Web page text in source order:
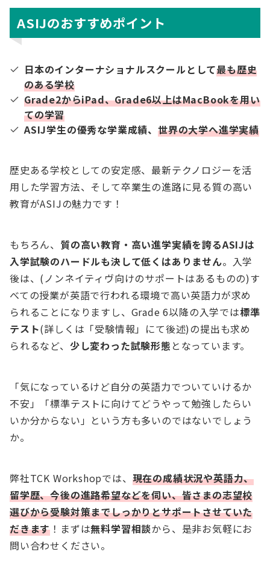
ASIJのおすすめポイント
日本のインターナショナルスクールとして最も歴史
のある学校
Grade2からiPad、Grade6以上はMacBookを用い
ての学習
ASIJ学生の優秀な学業成績、世界の大学へ進学実績
歴史ある学校としての安定感、最新テクノロジーを活
用した学習方法、そして卒業生の進路に見る質の高い
教育がASIJの魅力です！
もちろん、 質の高い教育・高い進学実績を誇るASIJは
入学試験のハードルも決して低くはありません。入学
後は、(ノンネイティヴ向けのサポートはあるものの)す
べての授業が英語で行われる環境で高い英語力が求め
られることになりますし、Grade 6以降の入学では標準
テスト(詳しくは「受験情報」にて後述)の提出も求め
られるなど、 少し変わった試験形態 となっています。
「気になっているけど自分の英語力でついていけるか
不安」「標準テストに向けてどうやって勉強したらい
いか分からない」という方も多いのではないでしょう
か。
弊社TCK Workshopでは、 現在の成績状況や英語力、
留学歴、今後の進路希望などを伺い、皆さまの志望校
選びから受験対策までしっかりとサポートさせていた
だきます ！まずは無料学習相談から、是非お気軽にお
問い合わせください。